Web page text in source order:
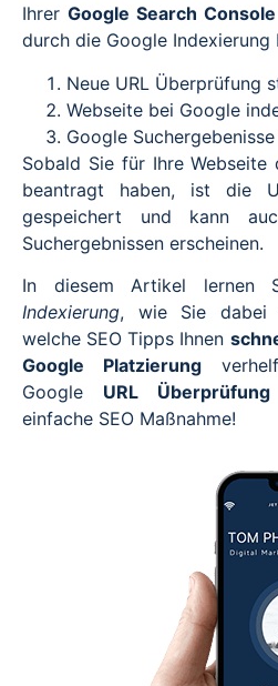
Ihrer Google Search Console
durch die Google Indexierung
Neue URL Überprüfung
Webseite bei Google
Google
Sobald Sie für Ihre Webseite
beantragt haben, ist die
gespeichert und kann
Suchergebnissen erscheinen.
In diesem Artikel lernen
Indexierung, wie Sie dabei
welche SEO Tipps Ihnen
Google Platzierung
Google URL Überprüfung
einfache SEO Maßnahme!